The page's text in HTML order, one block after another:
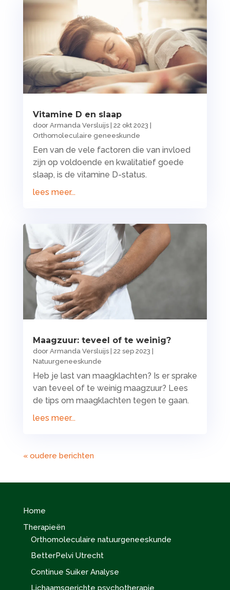
Vitamine D en slaap
door Armanda Versluijs| 22 okt 2023 |
Orthomoleculaire geneeskunde
Een van de vele factoren die van invloed
zijn op voldoende en kwalitatief goede
slaap, is de vitamine D-status.
lees meer...
Maagzuur: teveel of te weinig?
door Armanda Versluijs| 22 sep 2023
Natuurgeneeskunde
Heb je last van maagklachten? Is er sprake
van teveel of te weinig maagzuur? Lees
de tips om maagklachten tegen te gaan.
lees meer...
« oudere berichten
Home
Therapieën
Orthomoleculaire natuurgeneeskunde
BetterPelvi Utrecht
Continue Suiker Analyse
Lichaamsgerichte psychotherapie